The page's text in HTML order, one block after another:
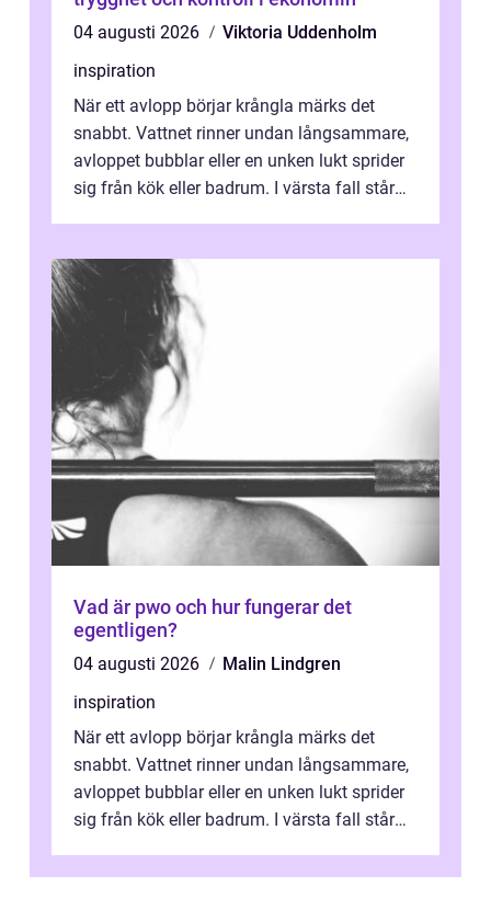
04 augusti 2026
Viktoria Uddenholm
inspiration
När ett avlopp börjar krångla märks det
snabbt. Vattnet rinner undan långsammare,
avloppet bubblar eller en unken lukt sprider
sig från kök eller badrum. I värsta fall står
Vad är pwo och hur fungerar det
egentligen?
04 augusti 2026
Malin Lindgren
inspiration
När ett avlopp börjar krångla märks det
snabbt. Vattnet rinner undan långsammare,
avloppet bubblar eller en unken lukt sprider
sig från kök eller badrum. I värsta fall står